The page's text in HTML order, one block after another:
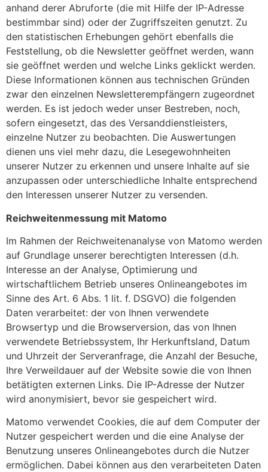
anhand derer Abruforte (die mit Hilfe der IP-Adresse
bestimmbar sind) oder der Zugriffszeiten genutzt. Zu
den statistischen Erhebungen gehört ebenfalls die
Feststellung, ob die Newsletter geöffnet werden, wann
sie geöffnet werden und welche Links geklickt werden.
Diese Informationen können aus technischen Gründen
zwar den einzelnen Newsletterempfängern zugeordnet
werden. Es ist jedoch weder unser Bestreben, noch,
sofern eingesetzt, das des Versanddienstleisters,
einzelne Nutzer zu beobachten. Die Auswertungen
dienen uns viel mehr dazu, die Lesegewohnheiten
unserer Nutzer zu erkennen und unsere Inhalte auf sie
anzupassen oder unterschiedliche Inhalte entsprechend
den Interessen unserer Nutzer zu versenden.
Reichweitenmessung mit Matomo
Im Rahmen der Reichweitenanalyse von Matomo werden
auf Grundlage unserer berechtigten Interessen (d.h.
Interesse an der Analyse, Optimierung und
wirtschaftlichem Betrieb unseres Onlineangebotes im
Sinne des Art. 6 Abs. 1 lit. f. DSGVO) die folgenden
Daten verarbeitet: der von Ihnen verwendete
Browsertyp und die Browserversion, das von Ihnen
verwendete Betriebssystem, Ihr Herkunftsland, Datum
und Uhrzeit der Serveranfrage, die Anzahl der Besuche,
Ihre Verweildauer auf der Website sowie die von Ihnen
betätigten externen Links. Die IP-Adresse der Nutzer
wird anonymisiert, bevor sie gespeichert wird.
Matomo verwendet Cookies, die auf dem Computer der
Nutzer gespeichert werden und die eine Analyse der
Benutzung unseres Onlineangebotes durch die Nutzer
ermöglichen. Dabei können aus den verarbeiteten Daten